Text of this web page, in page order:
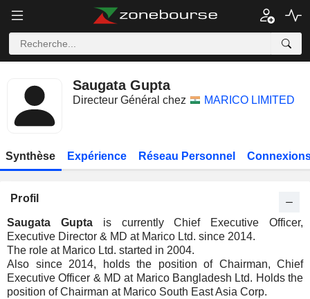
Saugata Gupta
Directeur Général chez MARICO LIMITED
Synthèse Expérience Réseau Personnel
Profil
Saugata Guptais currently Chief Executive Officer,
Executive Director & MD at Marico Ltd. since 2014.
The role at Marico Ltd. started in 2004.
Also since 2014, holds the position of Chairman, Chief
Executive Officer & MD at Marico Bangladesh Ltd. Holds the
position of Chairman at Marico South East Asia Corp.